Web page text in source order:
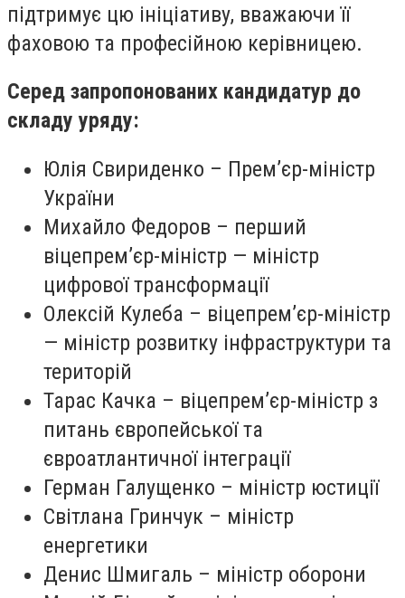
підтримує цю ініціативу, вважаючи її
фаховою та професійною керівницею.
Серед запропонованих кандидатур до
складу уряду:
Юлія Свириденко – Прем’єр-міністр
України
Михайло Федоров – перший
віцепрем’єр-міністр — міністр
цифрової трансформації
Олексій Кулеба – віцепрем’єр-міністр
— міністр розвитку інфраструктури та
територій
Тарас Качка – віцепрем’єр-міністр з
питань європейської та
євроатлантичної інтеграції
Герман Галущенко – міністр юстиції
Світлана Гринчук – міністр
енергетики
Денис Шмигаль – міністр оборони